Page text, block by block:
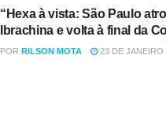
“Hexa à vista: São Paulo
Ibrachina e volta à final da
POR RILSON MOTA 23 DE JANEIRO